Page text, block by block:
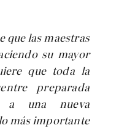
que las maestras
su mayor
que toda la
preparada
a una nueva
más importante